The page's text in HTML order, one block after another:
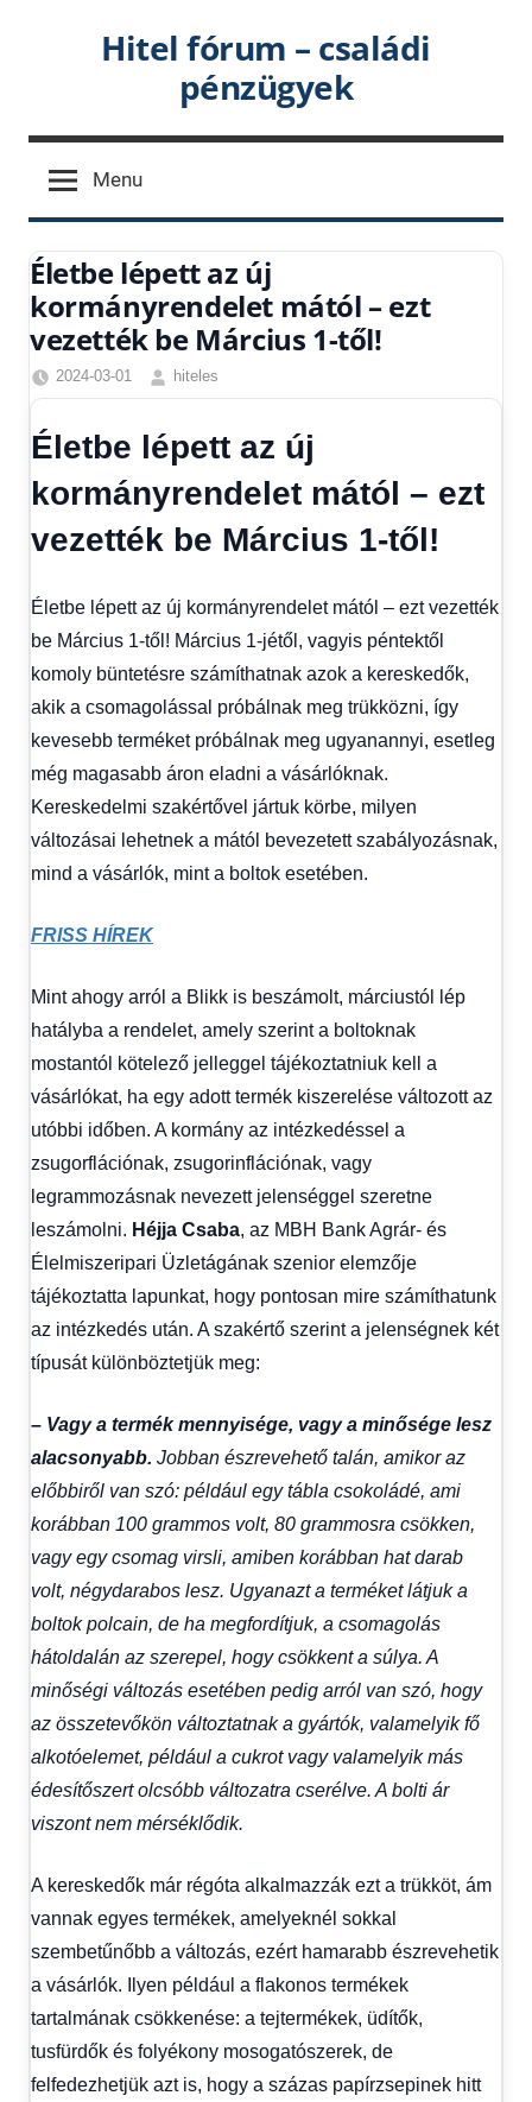
Hitel fórum – családi
pénzügyek
Menu
Életbe lépett az új
kormányrendelet mától – ezt
vezették be Március 1-től!
2024-03-01
hiteles
Friss
Gazdaság,
Hírek
Hitel
fórum
Életbe lépett az új
kormányrendelet mától – ezt
vezették be Március 1-től!
Életbe lépett az új kormányrendelet mától – ezt vezették
be Március 1-től! Március 1-jétől, vagyis péntektől
komoly büntetésre számíthatnak azok a kereskedők,
akik a csomagolással próbálnak meg trükközni, így
kevesebb terméket próbálnak meg ugyanannyi, esetleg
még magasabb áron eladni a vásárlóknak.
Kereskedelmi szakértővel jártuk körbe, milyen
változásai lehetnek a mától bevezetett szabályozásnak,
mind a vásárlók, mint a boltok esetében.
FRISS HÍREK
Mint ahogy arról a Blikk is beszámolt, márciustól lép
hatályba a rendelet, amely szerint a boltoknak
mostantól kötelező jelleggel tájékoztatniuk kell a
vásárlókat, ha egy adott termék kiszerelése változott az
utóbbi időben. A kormány az intézkedéssel a
zsugorflációnak, zsugorinflációnak, vagy
legrammozásnak nevezett jelenséggel szeretne
leszámolni. Héjja Csaba, az MBH Bank Agrár- és
Élelmiszeripari Üzletágának szenior elemzője
tájékoztatta lapunkat, hogy pontosan mire számíthatunk
az intézkedés után. A szakértő szerint a jelenségnek két
típusát különböztetjük meg:
– Vagy a termék mennyisége, vagy a minősége lesz
alacsonyabb. Jobban észrevehető talán, amikor az
előbbiről van szó: például egy tábla csokoládé, ami
korábban 100 grammos volt, 80 grammosra csökken,
vagy egy csomag virsli, amiben korábban hat darab
volt, négydarabos lesz. Ugyanazt a terméket látjuk a
boltok polcain, de ha megfordítjuk, a csomagolás
hátoldalán az szerepel, hogy csökkent a súlya. A
minőségi változás esetében pedig arról van szó, hogy
az összetevőkön változtatnak a gyártók, valamelyik fő
alkotóelemet, például a cukrot vagy valamelyik más
édesítőszert olcsóbb változatra cserélve. A bolti ár
viszont nem mérséklődik.
A kereskedők már régóta alkalmazzák ezt a trükköt, ám
vannak egyes termékek, amelyeknél sokkal
szembetűnőbb a változás, ezért hamarabb észrevehetik
a vásárlók. Ilyen például a flakonos termékek
tartalmának csökkenése: a tejtermékek, üdítők,
tusfürdők és folyékony mosogatószerek, de
felfedezhetjük azt is, hogy a százas papírzsepinek hitt